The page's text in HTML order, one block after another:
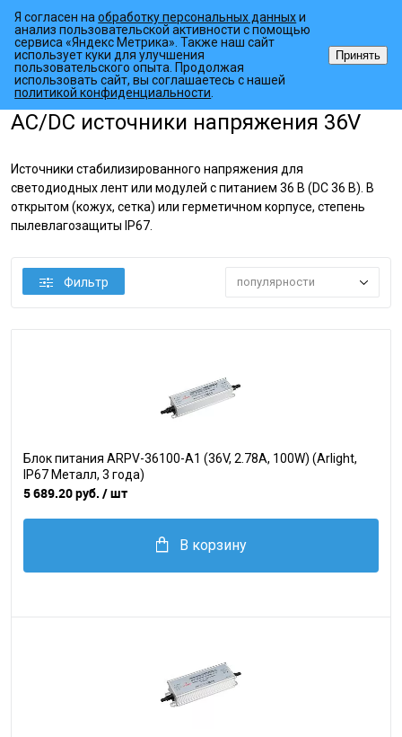
Главная страница • Каталог товаров • Источники питания
AC/DC источники напряжения 36V
Источники стабилизированного напряжения для
светодиодных лент или модулей с питанием 36 В (DC 36 В). В
открытом (кожух, сетка) или герметичном корпусе, степень
пылевлагозащиты IP67.
Фильтр популярности
Блок питания ARPV-36100-A1 (36V, 2.78A, 100W) (Arlight,
IP67 Металл, 3 года)
5 689.20 руб. / шт
В корзину
Я согласен наобработку персональных данныхи
анализ пользовательской активности с помощью
сервиса «Яндекс Метрика». Также наш сайт
использует куки для улучшения
пользовательского опыта. Продолжая
использовать сайт, вы соглашаетесь с нашей
политикой конфиденциальности
Принять